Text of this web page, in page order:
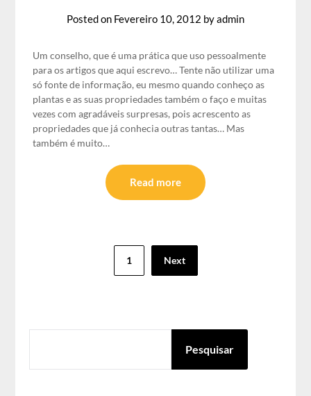
Posted on Fevereiro 10, 2012 byadmin
Um conselho, que é uma prática que uso pessoalmente
para os artigos que aqui escrevo… Tente não utilizar uma
só fonte de informação, eu mesmo quando conheço as
plantas e as suas propriedades também o faço e muitas
vezes com agradáveis surpresas, pois acrescento as
propriedades que já conhecia outras tantas… Mas
também é muito…
Read more
1 Next
Pesquisar